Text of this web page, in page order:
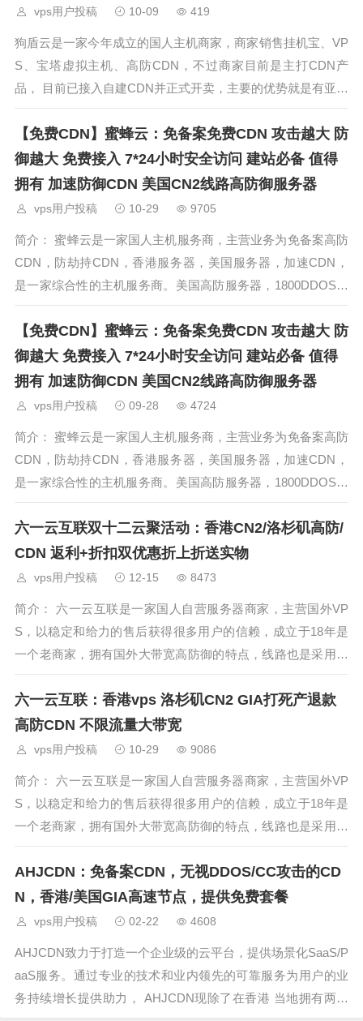
vps用户投稿 10-09 419
狗盾云是一家今年成立的国人主机商家，商家销售挂机宝、VP
S、宝塔虚拟主机、高防CDN，不过商家目前是主打CDN产
品， 目前已接入自建CDN并正式开卖，主要的优势就是有亚太
CN2+美国GIA的高速线路，同时也有OVH等高防节点，可以
抗量比较大的攻击，目前商家的定价比较便宜，月付仅需要10
元起，可以解决
【免费CDN】蜜蜂云：免备案免费CDN 攻击越大 防
御越大 免费接入 7*24小时安全访问 建站必备 值得
拥有 加速防御CDN 美国CN2线路高防御服务器
vps用户投稿 10-29 9705
简介： 蜜蜂云是一家国人主机服务商，主营业务为免备案高防
CDN，防劫持CDN，香港服务器，美国服务器，加速CDN，
是一家综合性的主机服务商。美国高防服务器，1800DDOS防
御，单机1800G DDOS防御，大陆直链 cn2线路，线路友好。
蜜蜂云全球安全防护平
【免费CDN】蜜蜂云：免备案免费CDN 攻击越大 防
御越大 免费接入 7*24小时安全访问 建站必备 值得
拥有 加速防御CDN 美国CN2线路高防御服务器
vps用户投稿 09-28 4724
简介： 蜜蜂云是一家国人主机服务商，主营业务为免备案高防
CDN，防劫持CDN，香港服务器，美国服务器，加速CDN，
是一家综合性的主机服务商。美国高防服务器，1800DDOS防
御，单机1800G DDOS防御，大陆直链 cn2线路，线路友好。
蜜蜂云全球安全防护平
六一云互联双十二云聚活动：香港CN2/洛杉矶高防/
CDN 返利+折扣双优惠折上折送实物
vps用户投稿 12-15 8473
简介： 六一云互联是一家国人自营服务器商家，主营国外VP
S，以稳定和给力的售后获得很多用户的信赖，成立于18年是
一个老商家，拥有国外大带宽高防御的特点，线路也是采用最
受欢迎最为广大VPS玩家喜爱的去程电信CN2/移动/联通直
连；回程三网CN2，以及香港CN2中
六一云互联：香港vps 洛杉矶CN2 GIA打死产退款
高防CDN 不限流量大带宽
vps用户投稿 10-29 9086
简介： 六一云互联是一家国人自营服务器商家，主营国外VP
S，以稳定和给力的售后获得很多用户的信赖，成立于18年是
一个老商家，拥有国外大带宽高防御的特点，线路也是采用最
受欢迎最为广大VPS玩家喜爱的去程电信CN2/移动/联通直
连；回程三网CN2，以及香港CMI大
AHJCDN：免备案CDN，无视DDOS/CC攻击的CD
N，香港/美国GIA高速节点，提供免费套餐
vps用户投稿 02-22 4608
AHJCDN致力于打造一个企业级的云平台，提供场景化SaaS/P
aaS服务。通过专业的技术和业内领先的可靠服务为用户的业
务持续增长提供助力， AHJCDN现除了在香港 当地拥有两大